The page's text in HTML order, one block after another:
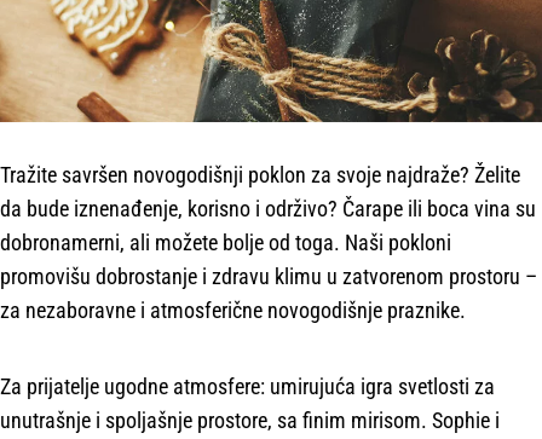
Tražite savršen novogodišnji poklon za svoje najdraže? Želite
da bude iznenađenje, korisno i održivo? Čarape ili boca vina su
dobronamerni, ali možete bolje od toga. Naši pokloni
promovišu dobrostanje i zdravu klimu u zatvorenom prostoru –
za nezaboravne i atmosferične novogodišnje praznike.
Za prijatelje ugodne atmosfere: umirujuća igra svetlosti za
unutrašnje i spoljašnje prostore, sa finim mirisom. Sophie i